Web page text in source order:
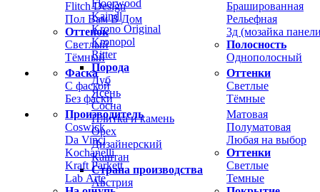
Flitch Design
Пол Вам В Дом
Оттенок
Светлый
Тёмный
Брашированная
Рельефная
3д (мозайка
Полосность
Однополосный
Фаска
С фаской
Без фаски
Оттенки
Светлые
Тёмные
Производитель
Coswick
Da Vinci
Kochanelli
Kraft Parkett
Lab Arte
Матовая
Полуматовая
Любая на выбор
Оттенки
Светлые
Темные
Floorwood
Kaindl
Krono Original
Kronopol
Ritter
Порода
Дуб
Ясень
Сосна
Плитка и камень
Орех
Дизайнерский
Каштан
Страна производства
Австрия